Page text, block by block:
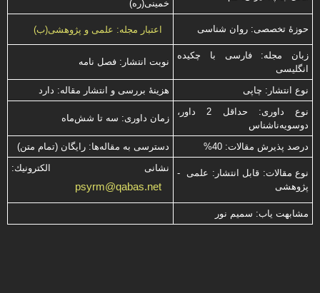
خمینی(ره)
حوزۀ تخصصی: روان شناسی اعتبار مجله: علمی و پژوهشی(ب)
زبان مجله: فارسی با چكیده
انگلیسی
نوبت انتشار: فصل نامه
نوع انتشار: چاپی
هزینۀ بررسی و انتشار مقاله: دارد
نوع داوری: حداقل 2 داور،
دوسویه‌ناشناس
زمان داوری: سه تا شش‌ماه
درصد پذیرش مقالات: 40% دسترسی به مقاله‌ها: رایگان (تمام متن)
نوع مقالات: قابل انتشار: علمی -
پژوهشی
نشانی الكترونیك:
psyrm@qabas.net
مشابهت ياب: سميم نور